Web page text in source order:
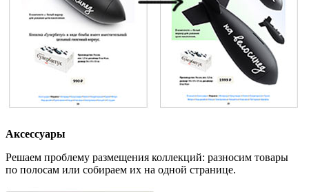
Аксессуары
Решаем проблему размещения коллекций: разносим товары
по полосам или собираем их на одной странице.